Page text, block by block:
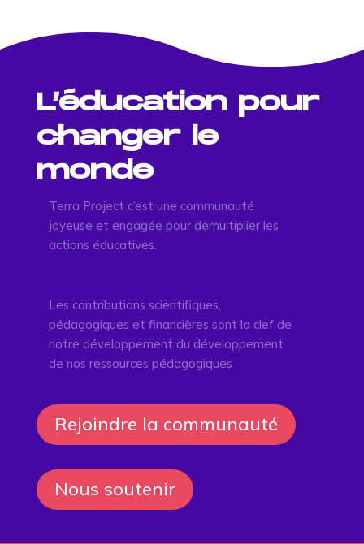
L’éducation pour
changer le
monde
Terra Project c’est une communauté
joyeuse et engagée pour démultiplier les
actions éducatives.
Les contributions scientifiques,
pédagogiques et financières sont la clef de
notre développement du développement
de nos ressources pédagogiques
Rejoindre la communauté
Nous soutenir